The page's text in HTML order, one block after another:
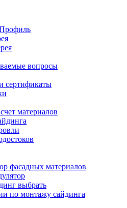
вопросы
сертификаты
материалов
фасадных материалов
выбрать
по монтажу сайдинга